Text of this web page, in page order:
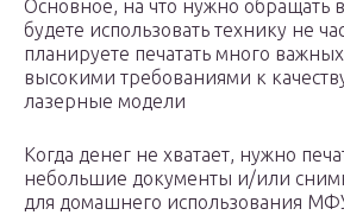
Основное, на что нужно обращать
будете использовать технику не
планируете печатать много
высокими требованиями к
лазерные модели
Когда денег не хватает, нужно
небольшие документы и/или
для домашнего использования